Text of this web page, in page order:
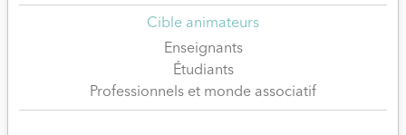
Cible animateurs
Enseignants
Étudiants
Professionnels et monde associatif